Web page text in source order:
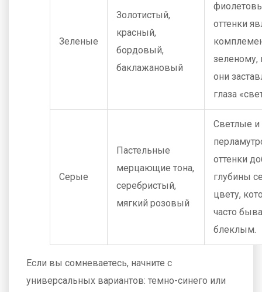
Зеленые
Золотистый,
красный,
бордовый,
баклажановый
оттенки
зеленому,
они
глаза
Серые
Пастельные
мерцающие тона,
серебристый,
мягкий розовый
Светлые и
оттенки
глубины
цвету,
часто
блеклым.
Если вы сомневаетесь, начните с
универсальных вариантов: темно-синего или